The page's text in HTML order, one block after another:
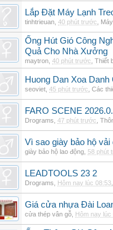
Lắp Đặt Máy Lạnh
tinhtrieuan 40 phút trước
Ống Hút Gió Công
Quả Cho Nhà Xưởng
maytron 40 phút trước Thiết
Huong Dan Xoa
seoviet 45 phút trước Các
FARO SCENE
Drograms 47 phút trước
Vì sao giày bảo hộ
giày bảo hộ lao động 58 phút
LEADTOOLS 23 2
Drograms Hôm nay lúc 08:53
Giá cửa nhựa Đài
cửa thép vân gỗ Hôm nay lúc